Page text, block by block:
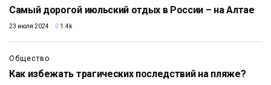
Самый дорогой июльский отдых в России – на Алтае
23 июля 2024 1.4k
Общество
Как избежать трагических последствий на пляже?